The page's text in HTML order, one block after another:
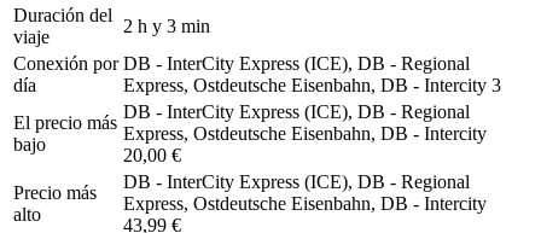
Duración del
viaje
2 h y 3 min
Conexión por
día
DB - InterCity Express (ICE), DB - Regional
Express, Ostdeutsche Eisenbahn, DB - Intercity 3
El precio más
bajo
DB - InterCity Express (ICE), DB - Regional
Express, Ostdeutsche Eisenbahn, DB - Intercity
20,00 €
Precio más
alto
DB - InterCity Express (ICE), DB - Regional
Express, Ostdeutsche Eisenbahn, DB - Intercity
43,99 €